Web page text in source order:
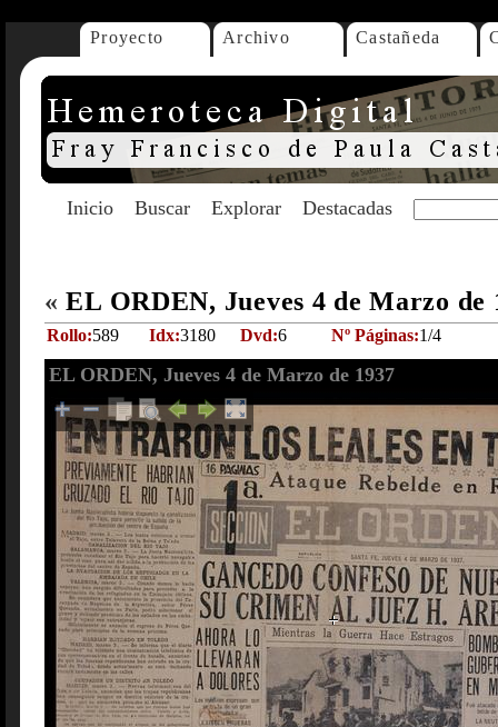
Proyecto Archivo Castañeda
Inicio Buscar Explorar Destacadas
« EL ORDEN, Jueves 4 de Marzo de
Rollo:589 Idx:3180 Dvd:6 Nº Páginas:1/4
EL ORDEN, Jueves 4 de Marzo de 1937